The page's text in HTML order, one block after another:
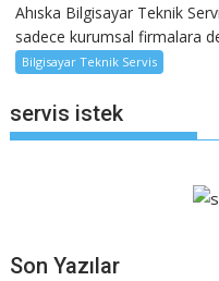
Ahıska Bilgisayar Teknik
sadece kurumsal firmalara
Bilgisayar Teknik Servis
servis istek
Son Yazılar